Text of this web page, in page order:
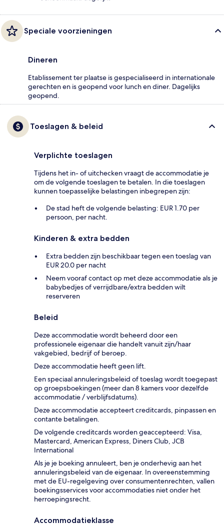
Speciale voorzieningen
Dineren
Etablissement ter plaatse is gespecialiseerd in internationale
gerechten en is geopend voor lunch en diner. Dagelijks
geopend.
Toeslagen & beleid
Verplichte toeslagen
Tijdens het in- of uitchecken vraagt de accommodatie je
om de volgende toeslagen te betalen. In die toeslagen
kunnen toepasselijke belastingen inbegrepen zijn:
De stad heft de volgende belasting: EUR 1.70 per
persoon, per nacht.
Kinderen & extra bedden
Extra bedden zijn beschikbaar tegen een toeslag van
EUR 20.0 per nacht
Neem vooraf contact op met deze accommodatie als je
babybedjes of verrijdbare/extra bedden wilt
reserveren
Beleid
Deze accommodatie wordt beheerd door een
professionele eigenaar die handelt vanuit zijn/haar
vakgebied, bedrijf of beroep.
Deze accommodatie heeft geen lift.
Een speciaal annuleringsbeleid of toeslag wordt toegepast
op groepsboekingen (meer dan 8 kamers voor dezelfde
accommodatie / verblijfsdatums).
Deze accommodatie accepteert creditcards, pinpassen en
contante betalingen.
De volgende creditcards worden geaccepteerd: Visa,
Mastercard, American Express, Diners Club, JCB
International
Als je je boeking annuleert, ben je onderhevig aan het
annuleringsbeleid van de eigenaar. In overeenstemming
met de EU-regelgeving over consumentenrechten, vallen
boekingsservices voor accommodaties niet onder het
herroepingsrecht.
Accommodatieklasse